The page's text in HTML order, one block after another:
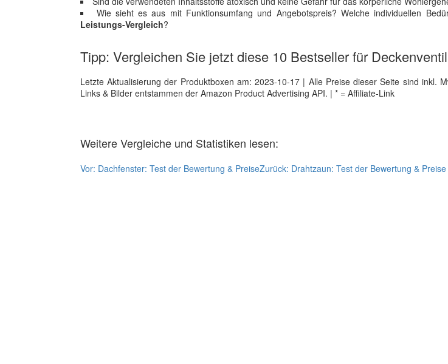
Wie sieht es aus mit Funktionsumfang und Angebotspreis? Welche individuellen
Leistungs-Vergleich?
Tipp: Vergleichen Sie jetzt diese 10 Bestseller für
Letzte Aktualisierung der Produktboxen am: 2023-10-17 | Alle Preise dieser Seite sind inkl.
Links & Bilder entstammen der Amazon Product Advertising API. | * = Affiliate-Link
Weitere Vergleiche und Statistiken lesen:
Vor: Dachfenster: Test der Bewertung & PreiseZurück: Drahtzaun: Test der Bewertung & Preise